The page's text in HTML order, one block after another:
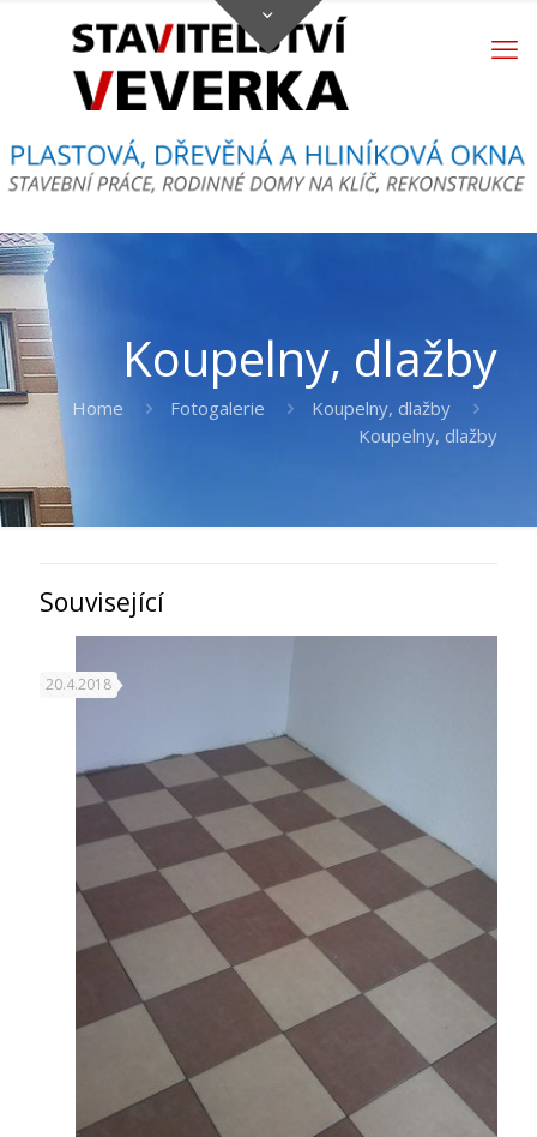
Koupelny, dlažby
Home Fotogalerie
Koupelny, dlažby
Koupelny, dlažby
Související
20.4.2018